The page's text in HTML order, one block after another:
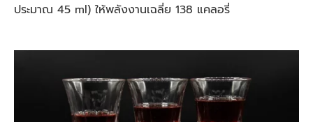
ประมาณ 45 ml) ให้พลังงานเฉลี่ย 138 แคลอรี่